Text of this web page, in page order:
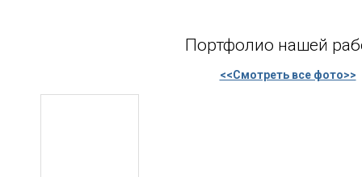
Портфолио нашей
<<Смотреть все фото>>